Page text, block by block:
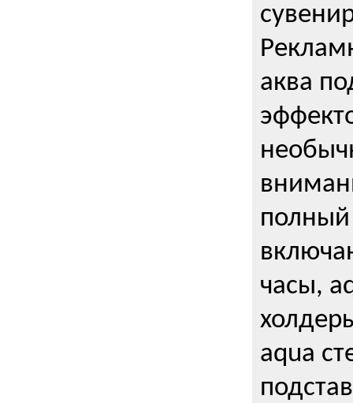
аква
полный
часы,
aqua